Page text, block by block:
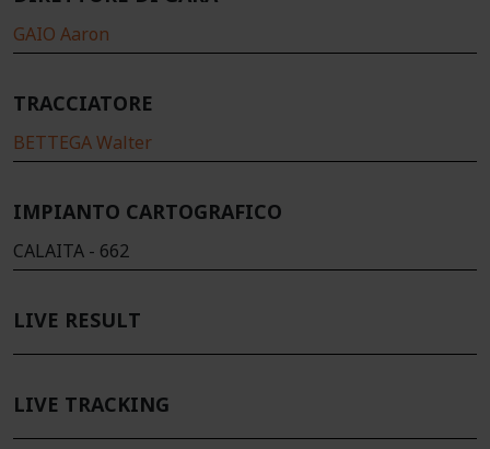
GAIO Aaron
TRACCIATORE
BETTEGA Walter
IMPIANTO CARTOGRAFICO
CALAITA - 662
LIVE RESULT
LIVE TRACKING